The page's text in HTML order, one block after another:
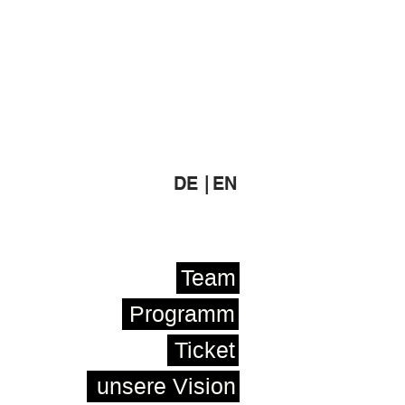
DE | EN
Team
Programm
Ticket
unsere Vision